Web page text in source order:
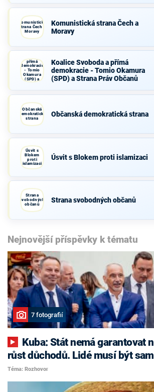
Komunistická
strana Čech a
Moravy
Komunistická strana Čech a
Moravy
přímá
demokracie
- Tomio
Okamura
(SPD) a
Strana Práv
Koalice Svoboda a přímá
demokracie - Tomio Okamura
(SPD) a Strana Práv Občanů
Občanská
demokratická
strana
Občanská demokratická strana
Úsvit s
Blokem
proti
islamizaci
Úsvit s Blokem proti islamizaci
Strana
svobodných
občanů
Strana svobodných občanů
Nejnovější příspěvky k tématu
7 fotografií
růst důchodů. Lidé musí být
Téma: Rozhovor